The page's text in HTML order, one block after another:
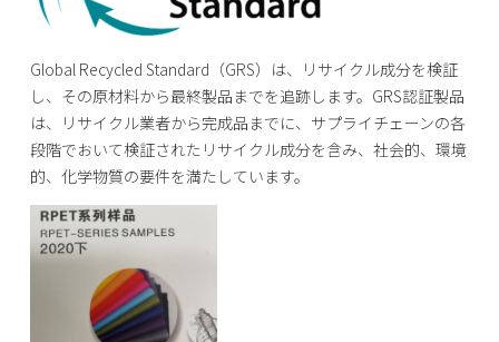
Global Recycled Standard（GRS）は、リサイクル成分を検証
し、その原材料から最終製品までを追跡します。GRS認証製品
は、リサイクル業者から完成品までに、サプライチェーンの各
段階でおいて検証されたリサイクル成分を含み、社会的、環境
的、化学物質の要件を満たしています。